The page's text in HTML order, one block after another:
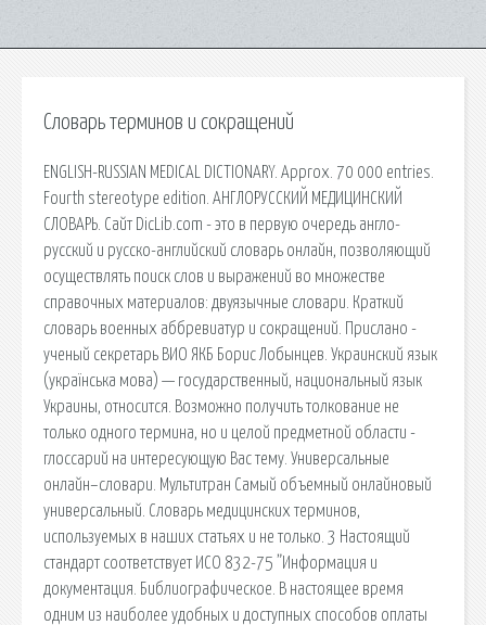
Словарь терминов и сокращений
ENGLISH-RUSSIAN MEDICAL DICTIONARY. Approx. 70 000 entries.
Fourth stereotype edition. АНГЛОРУССКИЙ МЕДИЦИНСКИЙ
СЛОВАРЬ. Сайт DicLib.com - это в первую очередь англо-
русский и русско-английский словарь онлайн, позволяющий
осуществлять поиск слов и выражений во множестве
справочных материалов: двуязычные словари. Краткий
словарь военных аббревиатур и сокращений. Прислано -
ученый секретарь ВИО ЯКБ Борис Лобынцев. Украинский язык
(українська мова) — государственный, национальный язык
Украины, относится. Возможно получить толкование не
только одного термина, но и целой предметной области -
глоссарий на интересующую Вас тему. Универсальные
онлайн–словари. Мультитран Самый объемный онлайновый
универсальный. Словарь медицинских терминов,
используемых в наших статьях и не только. 3 Настоящий
стандарт соответствует ИСО 832-75 ”Информация и
документация. Библиографическое. В настоящее время
одним из наиболее удобных и доступных способов оплаты